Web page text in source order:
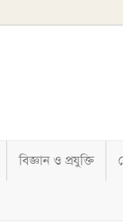
বিজ্ঞান ও প্রযুক্তি